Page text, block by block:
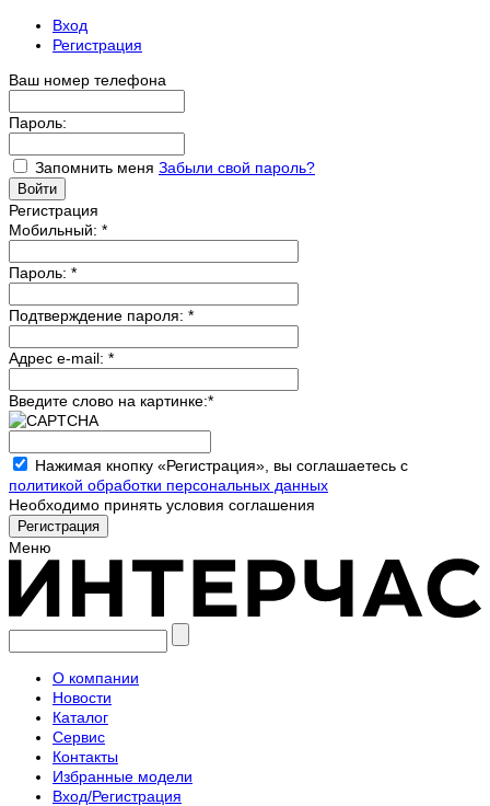
Вход
Регистрация
Ваш номер телефона
Пароль:
Запомнить меня Забыли свой пароль?
Регистрация
Мобильный: *
Пароль: *
Подтверждение пароля: *
Адрес e-mail: *
Введите слово на картинке:*
Нажимая кнопку «Регистрация», вы соглашаетесь с
политикой обработки персональных данных
Необходимо принять условия соглашения
Меню
О компании
Новости
Каталог
Сервис
Контакты
Избранные модели
Вход/Регистрация